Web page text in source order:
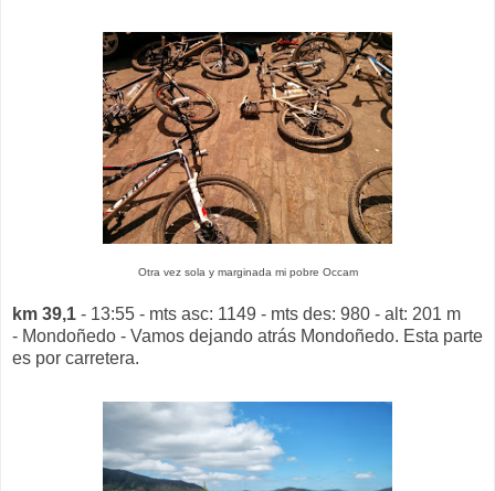
Otra vez sola y marginada mi pobre Occam
km 39,1 - 13:55 - mts asc: 1149 - mts des: 980 - alt: 201 m
- Mondoñedo - Vamos dejando atrás Mondoñedo. Esta parte
es por carretera.